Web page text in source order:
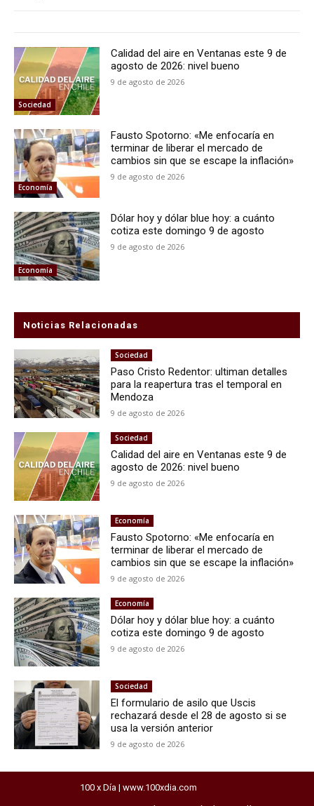
Sociedad
Calidad del aire en Ventanas este 9 de
agosto de 2026: nivel bueno
9 de agosto de 2026
Economía
Fausto Spotorno: «Me enfocaría en
terminar de liberar el mercado de
cambios sin que se escape la inflación»
9 de agosto de 2026
Economía
Dólar hoy y dólar blue hoy: a cuánto
cotiza este domingo 9 de agosto
9 de agosto de 2026
Noticias Relacionadas
Sociedad
Paso Cristo Redentor: ultiman detalles
para la reapertura tras el temporal en
Mendoza
9 de agosto de 2026
Sociedad
Calidad del aire en Ventanas este 9 de
agosto de 2026: nivel bueno
9 de agosto de 2026
Economía
Fausto Spotorno: «Me enfocaría en
terminar de liberar el mercado de
cambios sin que se escape la inflación»
9 de agosto de 2026
Economía
Dólar hoy y dólar blue hoy: a cuánto
cotiza este domingo 9 de agosto
9 de agosto de 2026
Sociedad
El formulario de asilo que Uscis
rechazará desde el 28 de agosto si se
usa la versión anterior
9 de agosto de 2026
100 x Día | www.100xdia.com